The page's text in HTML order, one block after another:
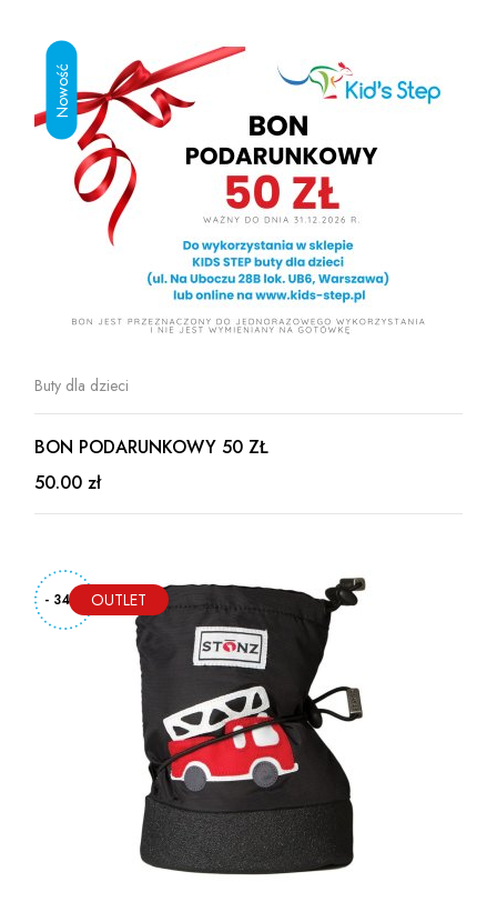
Buty dla dzieci
BON PODARUNKOWY 50 ZŁ
50.00 zł
- 34%